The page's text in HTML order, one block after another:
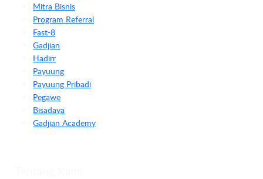
Mitra Bisnis
Program Referral
Fast-8
Gadjian
Hadirr
Payuung
Payuung Pribadi
Pegawe
Bisadaya
Gadjian Academy